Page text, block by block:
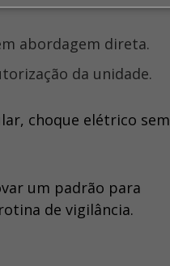
abordagem direta.
da unidade.
choque elétrico sem
um padrão para
de vigilância.